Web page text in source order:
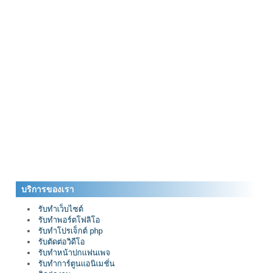
บริการของเรา
รับทำเว็บไซต์
รับทำพอร์ตโฟลิโอ
รับทำโปรเจ็กต์ php
รับตัดต่อวิดีโอ
รับทำหน้าปกแฟนเพจ
รับทำการ์ตูนแอนิเมชั่น